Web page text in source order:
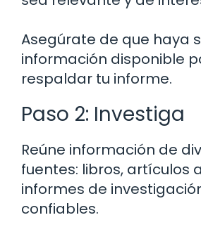
Asegúrate de que haya
información disponible
respaldar tu informe.
Paso 2: Investiga
Reúne información de
fuentes: libros, artículos
informes de
confiables.